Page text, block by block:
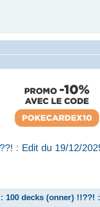
: Edit du 19/12/
100 decks (onner)